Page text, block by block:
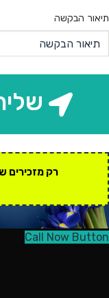
תיאור הבקשה
רק מזכירים
Call Now Button